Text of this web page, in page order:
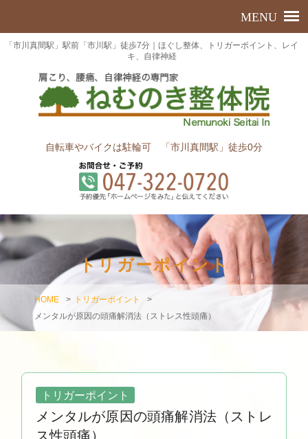
「市川真間駅」駅前「市川駅」徒歩7分｜ほぐし整体、トリガーポイント、レイ
キ、自律神経
自転車やバイクは駐輪可 「市川真間駅」徒歩0分
トリガーポイント
HOME > トリガーポイント
>
メンタルが原因の頭痛解消法（ストレス性頭痛）
トリガーポイント
メンタルが原因の頭痛解消法（ストレ
ス性頭痛）